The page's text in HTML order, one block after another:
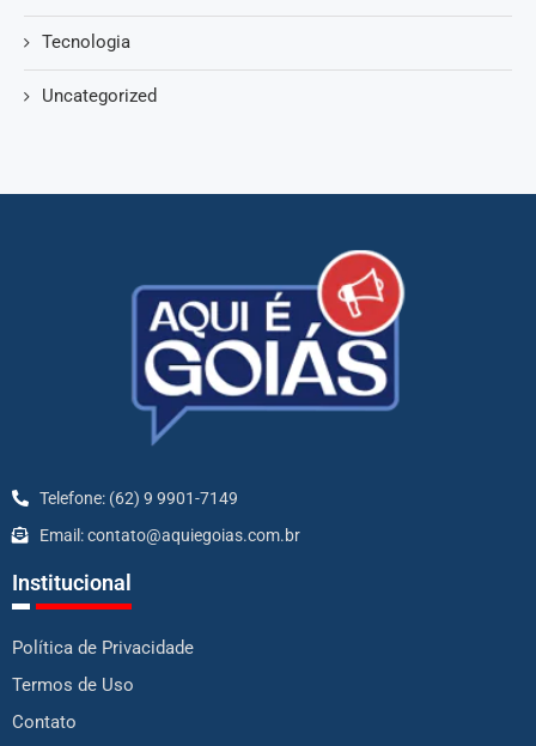
Tecnologia
Uncategorized
Telefone: (62) 9 9901-7149
Email: contato@aquiegoias.com.br
Institucional
Política de Privacidade
Termos de Uso
Contato